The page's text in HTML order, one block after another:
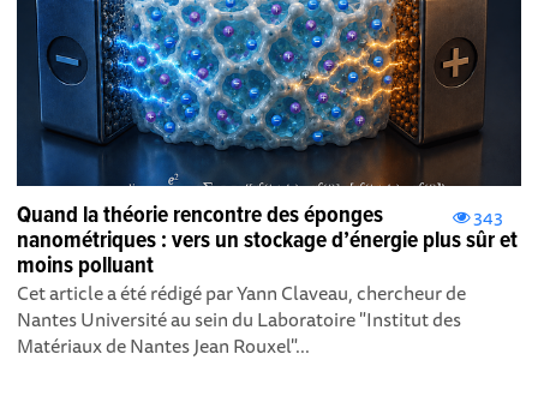
343
Quand la théorie rencontre des éponges
nanométriques : vers un stockage d’énergie plus sûr et
moins polluant
Cet article a été rédigé par Yann Claveau, chercheur de
Nantes Université au sein du Laboratoire "Institut des
Matériaux de Nantes Jean Rouxel"...